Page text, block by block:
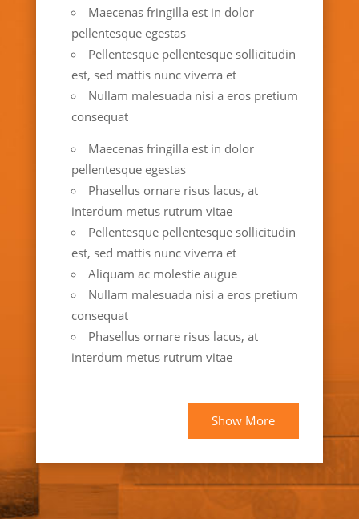
Maecenas fringilla est in dolor
pellentesque egestas
Pellentesque pellentesque sollicitudin
est, sed mattis nunc viverra et
Nullam malesuada nisi a eros pretium
consequat
Maecenas fringilla est in dolor
pellentesque egestas
Phasellus ornare risus lacus, at
interdum metus rutrum vitae
Pellentesque pellentesque sollicitudin
est, sed mattis nunc viverra et
Aliquam ac molestie augue
Nullam malesuada nisi a eros pretium
consequat
Phasellus ornare risus lacus, at
interdum metus rutrum vitae
Show More